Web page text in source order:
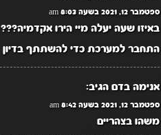
ספטמבר 12, 2021 בשעה 8:03 am
באיזו שעה יעלה מיי הירו אקדמיה???
התחבר למערכת כדי להשתתף בדיון
אנימה בדם הגיב:
ספטמבר 12, 2021 בשעה 8:42 am
משהו בצהריים